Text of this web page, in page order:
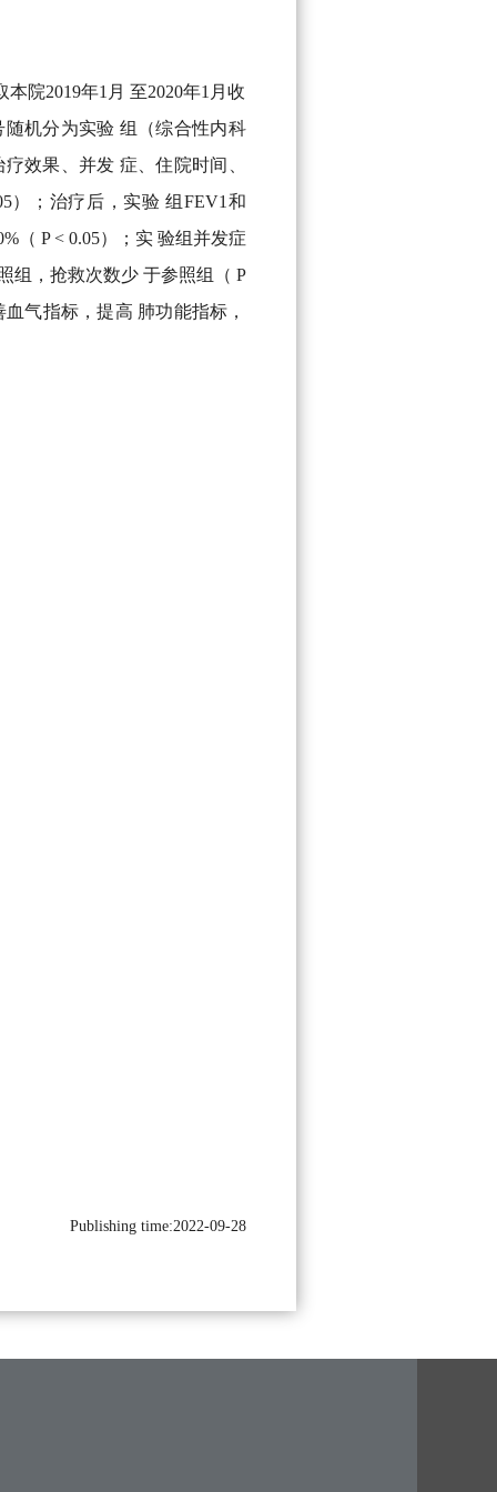
院2019年1月 至2020年1月收
机分为实验 组（综合性内科
效果、并发 症、住院时间、
）；治疗后，实验 组FEV1和
（ P < 0.05）；实 验组并发症
组，抢救次数少 于参照组（ P
气指标，提高 肺功能指标，
Publishing time:2022-09-28